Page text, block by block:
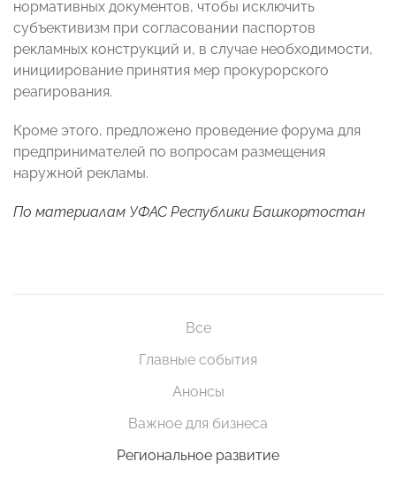
нормативных документов, чтобы исключить
субъективизм при согласовании паспортов
рекламных конструкций и, в случае необходимости,
инициирование принятия мер прокурорского
реагирования.
Кроме этого, предложено проведение форума для
предпринимателей по вопросам размещения
наружной рекламы.
По материалам УФАС Республики Башкортостан
Все
Главные события
Анонсы
Важное для бизнеса
Региональное развитие